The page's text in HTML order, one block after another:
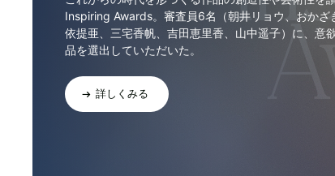
Inspiring Awards。審査員6名（朝井リョウ、おかざ
依提亜、三宅香帆、吉田恵里香、山中遥子）に、意
品を選出していただいた。
詳しくみる